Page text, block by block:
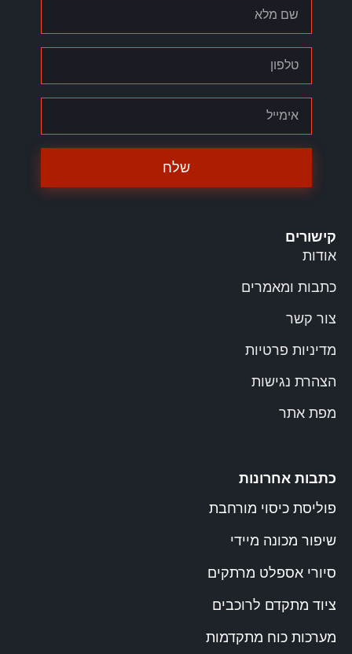
שלח
קישורים
אודות
כתבות ומאמרים
צור קשר
מדיניות פרטיות
הצהרת נגישות
מפת אתר
כתבות אחרונות
פוליסת כיסוי מורחבת
שיפור מכונה מיידי
סיורי אספלט מרתקים
ציוד מתקדם לרוכבים
מערכות כוח מתקדמות